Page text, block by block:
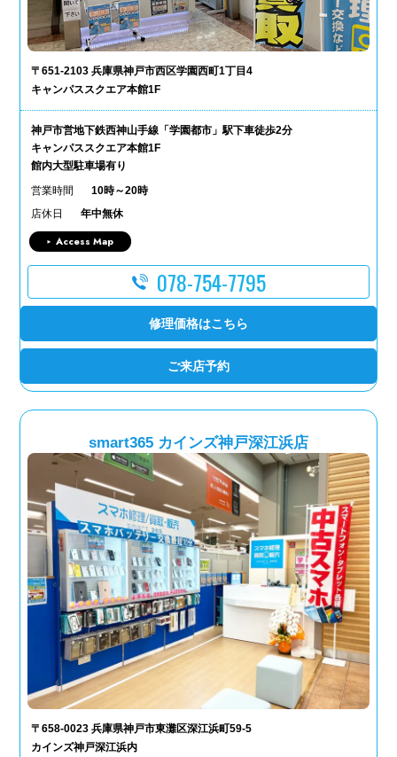
〒651-2103 兵庫県神戸市西区学園西町1丁目4
キャンパススクエア本館1F
神戸市営地下鉄西神山手線「学園都市」駅下車徒歩2分
キャンパススクエア本館1F
館内大型駐車場有り
営業時間
10時～20時
店休日
年中無休
Access Map
078-754-7795
修理価格はこちら
ご来店予約
smart365 カインズ神戸深江浜店
〒658-0023 兵庫県神戸市東灘区深江浜町59-5
カインズ神戸深江浜内